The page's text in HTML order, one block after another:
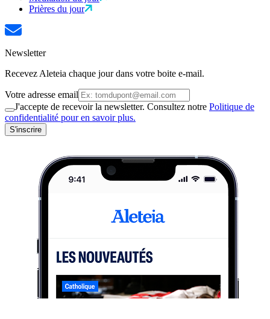
Prières du jour
Newsletter
Recevez Aleteia chaque jour dans votre boite e-mail.
Votre adresse email
J'accepte de recevoir la newsletter. Consultez notre Politique de
confidentialité pour en savoir plus.
S'inscrire